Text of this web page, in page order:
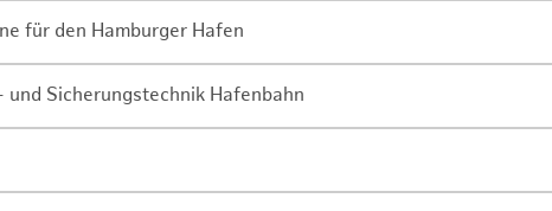
für den Hamburger Hafen
Sicherungstechnik Hafenbahn